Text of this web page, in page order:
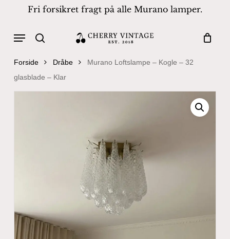
content
Fri forsikret fragt på alle Murano lamper.
Productssearch
Menu
Forside Dråbe
Murano Loftslampe – Kogle – 32
glasblade – Klar